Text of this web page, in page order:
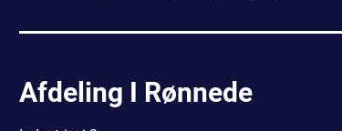
Afdeling I Rønnede